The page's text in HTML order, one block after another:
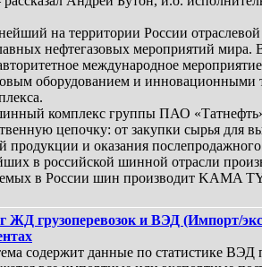
на территории России
нефтегазовых мероприятий мира.
международное
оборудованием и инновационными
комплекс группы ПАО
цепочку: от закупки сырья для
продукции и оказания
в российской шинной отрасли
в России шин производит KAMA
ЖД грузоперевозок и ВЭД (Импорт/
содержит данные по статистике ВЭД